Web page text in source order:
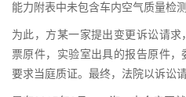
能力附表中未包含车内空气质量检测
为此，方某一家提出变更诉讼请
票原件，实验室出具的报告原件
要求当庭质证。最终，法院以诉讼